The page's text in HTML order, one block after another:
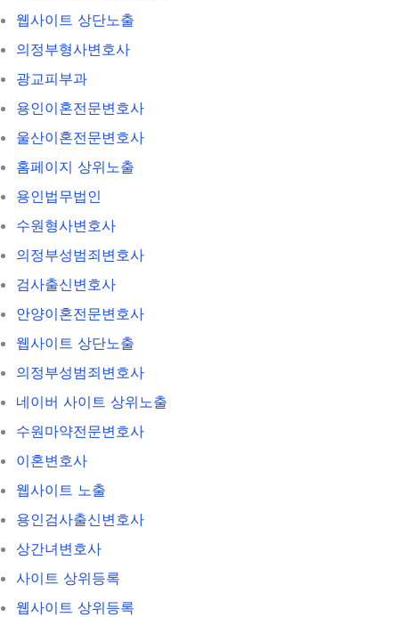
웹사이트 상단노출
의정부형사변호사
광교피부과
용인이혼전문변호사
울산이혼전문변호사
홈페이지 상위노출
용인법무법인
수원형사변호사
의정부성범죄변호사
검사출신변호사
안양이혼전문변호사
웹사이트 상단노출
의정부성범죄변호사
네이버 사이트 상위노출
수원마약전문변호사
이혼변호사
웹사이트 노출
용인검사출신변호사
상간녀변호사
사이트 상위등록
웹사이트 상위등록